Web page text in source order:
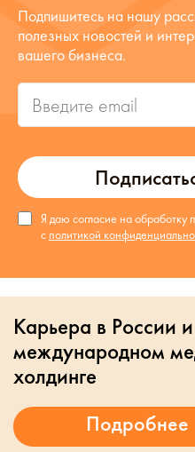
Подпишитесь на нашу
полезных новостей и
вашего бизнеса.
Я даю согласие на обработку
с политикой
Карьера в России
международном
холдинге